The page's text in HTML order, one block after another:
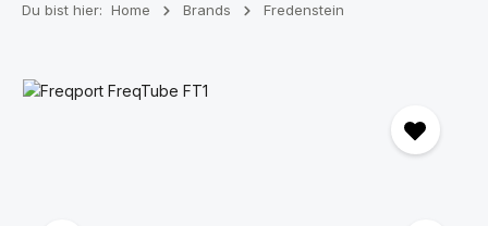
Du bist hier: Home Brands Fredenstein
Bildergalerie überspringen